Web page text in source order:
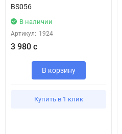
BS056
В наличии
Артикул: 1924
3 980 с
В корзину
Купить в 1 клик